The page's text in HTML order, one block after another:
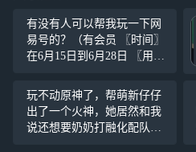
有没有人可以帮我玩一下网
易号的？（有会员 〖时间〗
在6月15日到6月28日 〖用户
哥改完名字再来 〖玩号要
求〗 1. 每天要打卡，帮我做
原神和崩铁的每日
玩不动原神了，帮萌新仔仔
出了一个火神，她居然和我
说还想要奶奶打融化配队，